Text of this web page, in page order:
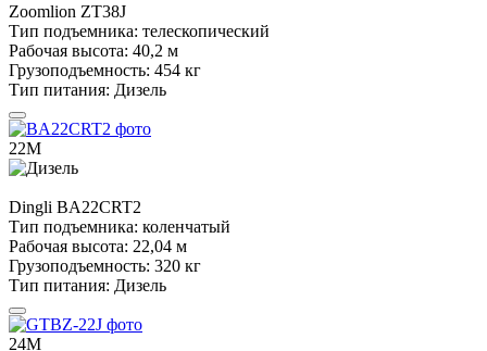
Zoomlion ZT38J
Тип подъемника: телескопический
Рабочая высота: 40,2 м
Грузоподъемность: 454 кг
Тип питания: Дизель
22М
Dingli BA22CRT2
Тип подъемника: коленчатый
Рабочая высота: 22,04 м
Грузоподъемность: 320 кг
Тип питания: Дизель
24М